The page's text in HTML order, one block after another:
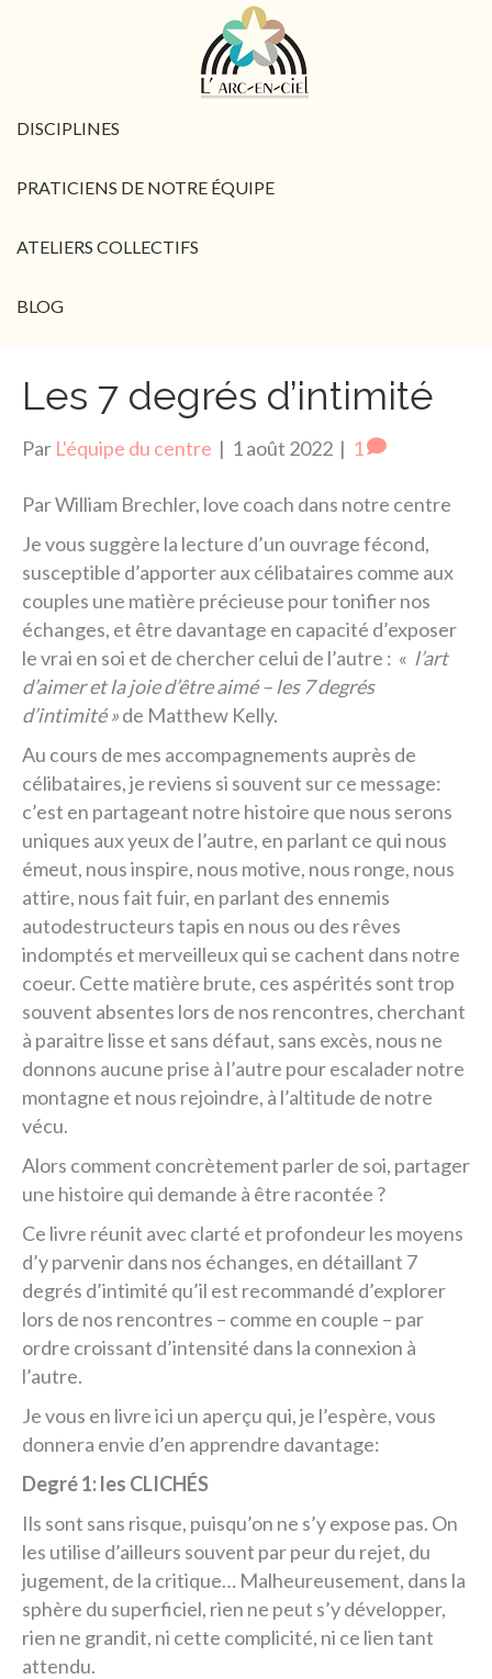
DISCIPLINES
PRATICIENS DE NOTRE ÉQUIPE
ATELIERS COLLECTIFS
BLOG
Les 7 degrés d’intimité
Par L'équipe du centre | 1 août 2022 | 1
Par William Brechler, love coach dans notre centre
Je vous suggère la lecture d’un ouvrage fécond,
susceptible d’apporter aux célibataires comme aux
couples une matière précieuse pour tonifier nos
échanges, et être davantage en capacité d’exposer
le vrai en soi et de chercher celui de l’autre : « l’art
d’aimer et la joie d’être aimé – les 7 degrés
d’intimité »de Matthew Kelly.
Au cours de mes accompagnements auprès de
célibataires, je reviens si souvent sur ce message:
c’est en partageant notre histoire que nous serons
uniques aux yeux de l’autre, en parlant ce qui nous
émeut, nous inspire, nous motive, nous ronge, nous
attire, nous fait fuir, en parlant des ennemis
autodestructeurs tapis en nous ou des rêves
indomptés et merveilleux qui se cachent dans notre
coeur. Cette matière brute, ces aspérités sont trop
souvent absentes lors de nos rencontres, cherchant
à paraitre lisse et sans défaut, sans excès, nous ne
donnons aucune prise à l’autre pour escalader notre
montagne et nous rejoindre, à l’altitude de notre
vécu.
Alors comment concrètement parler de soi, partager
une histoire qui demande à être racontée ?
Ce livre réunit avec clarté et profondeur les moyens
d’y parvenir dans nos échanges, en détaillant 7
degrés d’intimité qu’il est recommandé d’explorer
lors de nos rencontres – comme en couple – par
ordre croissant d’intensité dans la connexion à
l’autre.
Je vous en livre ici un aperçu qui, je l’espère, vous
donnera envie d’en apprendre davantage:
Degré 1: les CLICHÉS
Ils sont sans risque, puisqu’on ne s’y expose pas. On
les utilise d’ailleurs souvent par peur du rejet, du
jugement, de la critique… Malheureusement, dans la
sphère du superficiel, rien ne peut s’y développer,
rien ne grandit, ni cette complicité, ni ce lien tant
attendu.